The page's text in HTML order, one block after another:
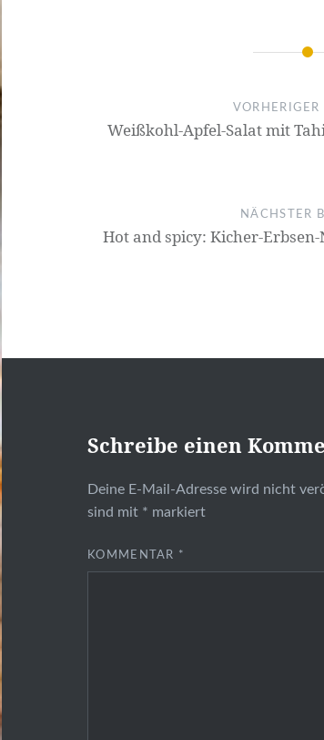
Beitragsnavigation
VORHERIGER
Weißkohl-Apfel-Salat mit
NÄCHSTER
Hot and spicy: Kicher-
Schreibe einen
Deine E-Mail-Adresse wird nicht
sind mit * markiert
KOMMENTAR *